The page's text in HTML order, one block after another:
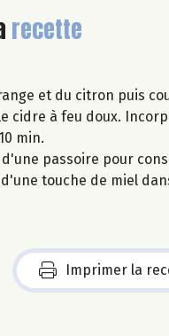
recette
et du citron puis
cidre à feu doux.
min.
passoire pour
touche de miel
Imprimer la